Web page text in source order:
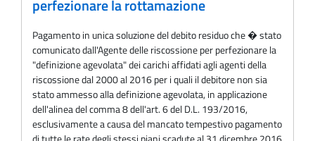
perfezionare la rottamazione
Pagamento in unica soluzione del debito residuo che � stato
comunicato dall'Agente delle riscossione per perfezionare la
"definizione agevolata" dei carichi affidati agli agenti della
riscossione dal 2000 al 2016 per i quali il debitore non sia
stato ammesso alla definizione agevolata, in applicazione
dell'alinea del comma 8 dell'art. 6 del D.L. 193/2016,
esclusivamente a causa del mancato tempestivo pagamento